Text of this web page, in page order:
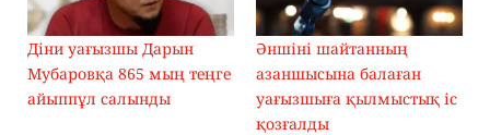
Діни уағызшы Дарын
Мубаровқа 865 мың теңге
айыппұл салынды
Әншіні шайтанның
азаншысына балаған
уағызшыға қылмыстық іс
қозғалды